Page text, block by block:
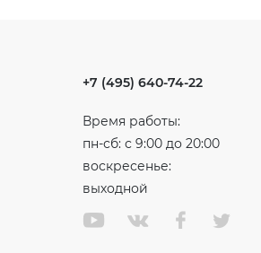
+7 (495) 640-74-22
Время работы:
пн-сб: с 9:00 до 20:00
воскресенье:
выходной